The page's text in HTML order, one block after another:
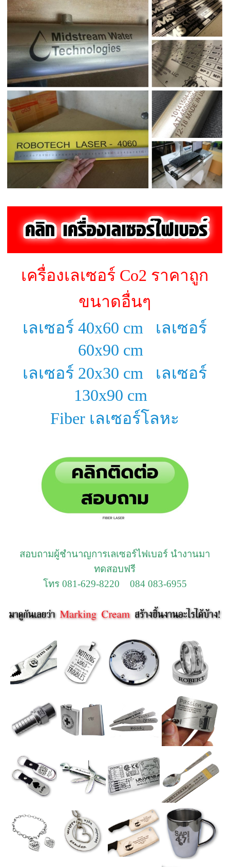
เครื่องเลเซอร์ Co2 ราคาถูก
ขนาดอื่นๆ
เลเซอร์ 40x60 cm
เลเซอร์
60x90 cm
เลเซอร์ 20x30 cm
เลเซอร์
130x90 cm
Fiber เลเซอร์โลหะ
สอบถามผู้ชำนาญการเลเซอร์ไฟเบอร์ นำงานมา
ทดสอบฟรี
โทร 081-629-8220 084 083-6955